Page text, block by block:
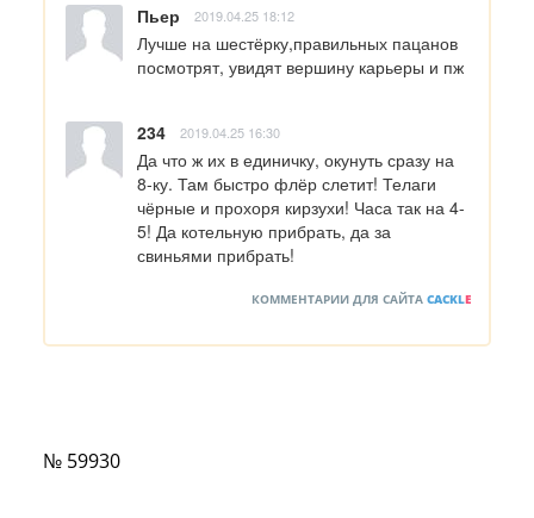
Пьер 2019.04.25 18:12
Лучше на шестёрку,правильных пацанов
посмотрят, увидят вершину карьеры и пж
234 2019.04.25 16:30
Да что ж их в единичку, окунуть сразу на
8-ку. Там быстро флёр слетит! Телаги
чёрные и прохоря кирзухи! Часа так на 4-
5! Да котельную прибрать, да за
свиньями прибрать!
КОММЕНТАРИИ ДЛЯ САЙТА CACKLE
№ 59930